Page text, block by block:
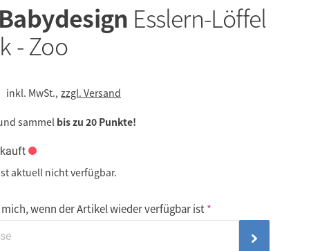
Esslern-Löffel
- Zoo
inkl. MwSt., zzgl. Versand
sammelbis zu 20 Punkte!
aktuell nicht verfügbar.
wenn der Artikel wieder verfügbar ist